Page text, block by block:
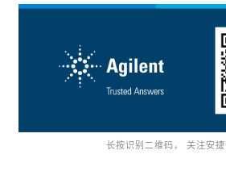
长按识别二维码， 关注安